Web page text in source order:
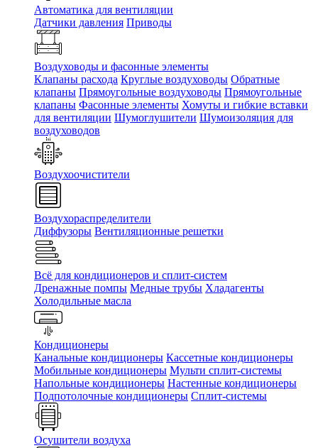
Автоматика для вентиляции
Датчики давления Приводы
Воздуховоды и фасонные элементы
Клапаны расхода Круглые воздуховоды Обратные
клапаны Прямоугольные воздуховоды Прямоугольные
клапаны Фасонные элементы Хомуты и гибкие вставки
для вентиляции Шумоглушители Шумоизоляция для
воздуховодов
Воздухоочистители
Воздухораспределители
Диффузоры Вентиляционные решетки
Всё для кондиционеров и сплит-систем
Дренажные помпы Медные трубы Хладагенты
Холодильные масла
Кондиционеры
Канальные кондиционеры Кассетные кондиционеры
Мобильные кондиционеры Мульти сплит-системы
Напольные кондиционеры Настенные кондиционеры
Подпотолочные кондиционеры Сплит-системы
Осушители воздуха